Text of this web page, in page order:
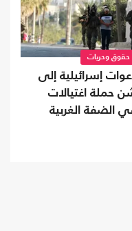
حقوق وحريات
إسرائيلية إلى
حملة اغتيالات
الضفة الغربية